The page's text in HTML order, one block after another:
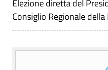
Elezione diretta del
Consiglio Regionale della